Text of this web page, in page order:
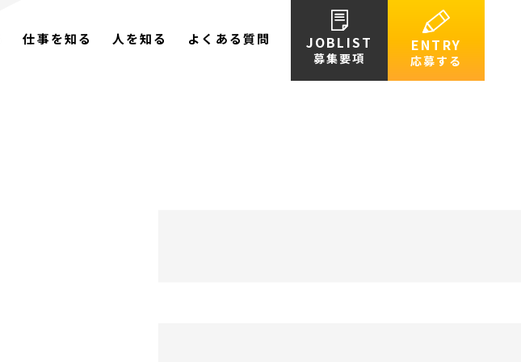
仕事を知る 人を知る よくある質問 JOBLIST
募集要項
ENTRY
応募する